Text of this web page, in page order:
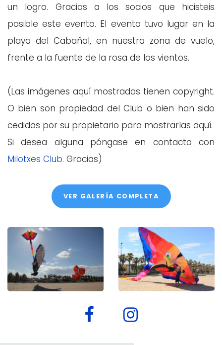
un logro. Gracias a los socios que hicisteis
posible este evento. El evento tuvo lugar en la
playa del Cabañal, en nuestra zona de vuelo,
frente a la fuente de la rosa de los vientos.
(Las imágenes aquí mostradas tienen copyright.
O bien son propiedad del Club o bien han sido
cedidas por su propietario para mostrarlas aquí.
Si desea alguna póngase en contacto con
Milotxes Club. Gracias)
VER GALERÍA COMPLETA